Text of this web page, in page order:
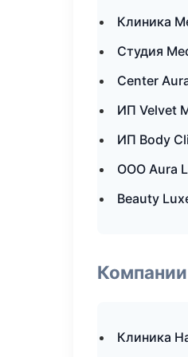
Клиника
Студия
Center
ИП Velvet
ИП Body
ООО Aura
Beauty
Компании
Клиника